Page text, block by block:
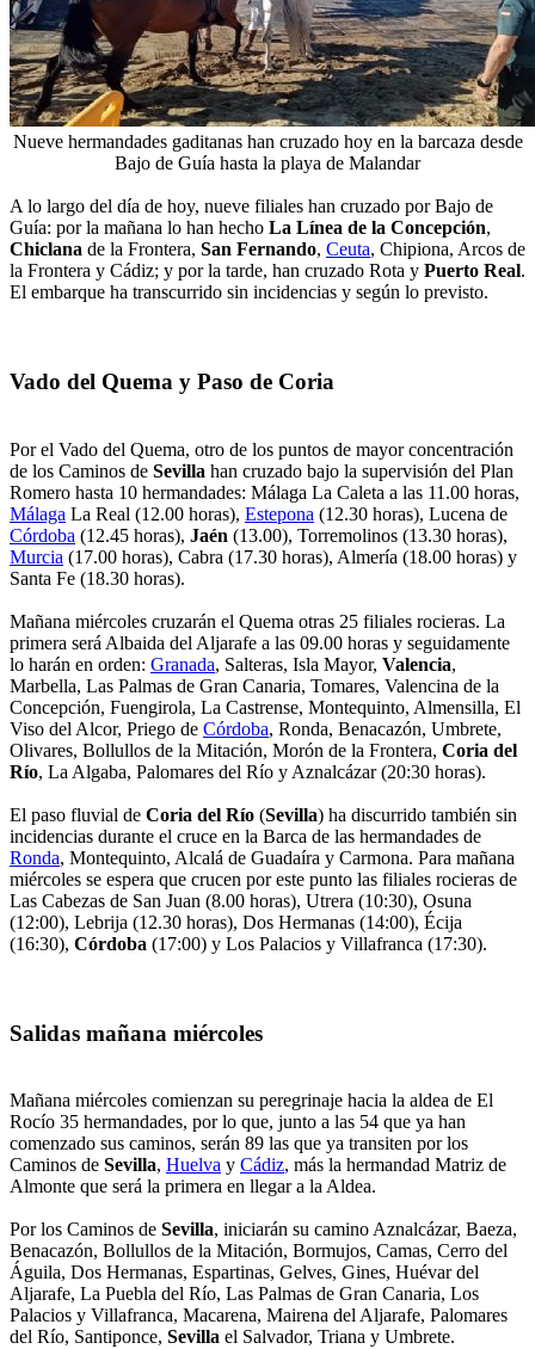
Nueve hermandades gaditanas han cruzado hoy en la barcaza desde
Bajo de Guía hasta la playa de Malandar
A lo largo del día de hoy, nueve filiales han cruzado por Bajo de
Guía: por la mañana lo han hecho La Línea de la Concepción,
Chiclana de la Frontera, San Fernando, Ceuta, Chipiona, Arcos de
la Frontera y Cádiz; y por la tarde, han cruzado Rota y Puerto Real.
El embarque ha transcurrido sin incidencias y según lo previsto.
Vado del Quema y Paso de Coria
Por el Vado del Quema, otro de los puntos de mayor concentración
de los Caminos de Sevilla han cruzado bajo la supervisión del Plan
Romero hasta 10 hermandades: Málaga La Caleta a las 11.00 horas,
Málaga La Real (12.00 horas), Estepona (12.30 horas), Lucena de
Córdoba (12.45 horas), Jaén (13.00), Torremolinos (13.30 horas),
Murcia (17.00 horas), Cabra (17.30 horas), Almería (18.00 horas) y
Santa Fe (18.30 horas).
Mañana miércoles cruzarán el Quema otras 25 filiales rocieras. La
primera será Albaida del Aljarafe a las 09.00 horas y seguidamente
lo harán en orden: Granada, Salteras, Isla Mayor, Valencia,
Marbella, Las Palmas de Gran Canaria, Tomares, Valencina de la
Concepción, Fuengirola, La Castrense, Montequinto, Almensilla, El
Viso del Alcor, Priego de Córdoba, Ronda, Benacazón, Umbrete,
Olivares, Bollullos de la Mitación, Morón de la Frontera, Coria del
Río, La Algaba, Palomares del Río y Aznalcázar (20:30 horas).
El paso fluvial de Coria del Río (Sevilla) ha discurrido también sin
incidencias durante el cruce en la Barca de las hermandades de
Ronda, Montequinto, Alcalá de Guadaíra y Carmona. Para mañana
miércoles se espera que crucen por este punto las filiales rocieras de
Las Cabezas de San Juan (8.00 horas), Utrera (10:30), Osuna
(12:00), Lebrija (12.30 horas), Dos Hermanas (14:00), Écija
(16:30), Córdoba (17:00) y Los Palacios y Villafranca (17:30).
Salidas mañana miércoles
Mañana miércoles comienzan su peregrinaje hacia la aldea de El
Rocío 35 hermandades, por lo que, junto a las 54 que ya han
comenzado sus caminos, serán 89 las que ya transiten por los
Caminos de Sevilla, Huelva y Cádiz, más la hermandad Matriz de
Almonte que será la primera en llegar a la Aldea.
Por los Caminos de Sevilla, iniciarán su camino Aznalcázar, Baeza,
Benacazón, Bollullos de la Mitación, Bormujos, Camas, Cerro del
Águila, Dos Hermanas, Espartinas, Gelves, Gines, Huévar del
Aljarafe, La Puebla del Río, Las Palmas de Gran Canaria, Los
Palacios y Villafranca, Macarena, Mairena del Aljarafe, Palomares
del Río, Santiponce, Sevilla el Salvador, Triana y Umbrete.